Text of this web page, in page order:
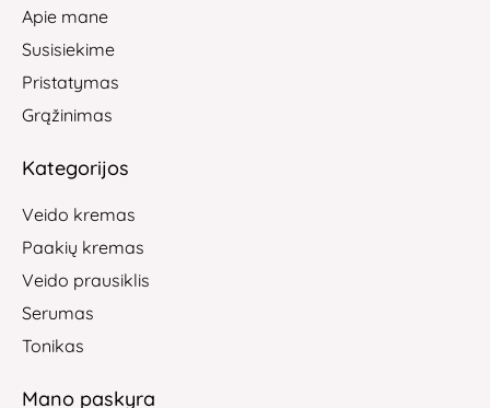
Apie mane
Susisiekime
Pristatymas
Grąžinimas
Kategorijos
Veido kremas
Paakių kremas
Veido prausiklis
Serumas
Tonikas
Mano paskyra